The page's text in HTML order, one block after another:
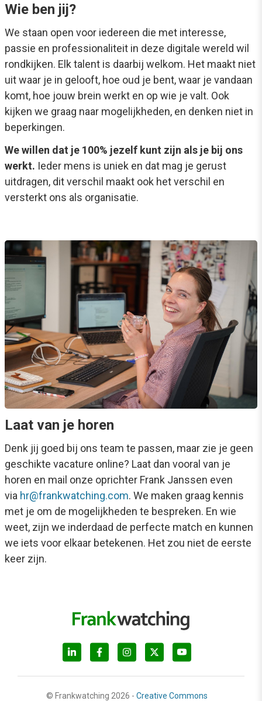
Wie ben jij?
We staan open voor iedereen die met interesse,
passie en professionaliteit in deze digitale wereld wil
rondkijken. Elk talent is daarbij welkom. Het maakt niet
uit waar je in gelooft, hoe oud je bent, waar je vandaan
komt, hoe jouw brein werkt en op wie je valt. Ook
kijken we graag naar mogelijkheden, en denken niet in
beperkingen.
We willen dat je 100% jezelf kunt zijn als je bij ons
werkt. Ieder mens is uniek en dat mag je gerust
uitdragen, dit verschil maakt ook het verschil en
versterkt ons als organisatie.
Laat van je horen
Denk jij goed bij ons team te passen, maar zie je geen
geschikte vacature online? Laat dan vooral van je
horen en mail onze oprichter Frank Janssen even
via hr@frankwatching.com. We maken graag kennis
met je om de mogelijkheden te bespreken. En wie
weet, zijn we inderdaad de perfecte match en kunnen
we iets voor elkaar betekenen. Het zou niet de eerste
keer zijn.
© Frankwatching 2026 - Creative Commons